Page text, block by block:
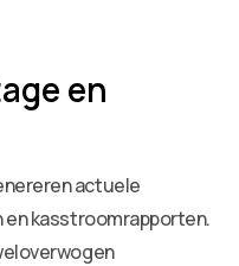
en
actuele
en kasstroomrapporten.